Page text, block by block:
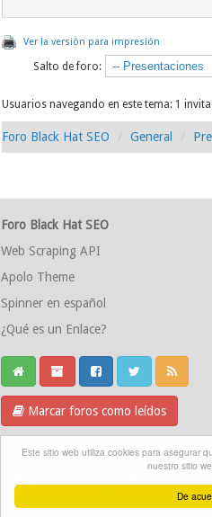
De
Este sitio web utiliza cookies para asegurar
nuestro sitio
Ver la versión para impresión
Salto de foro:
Usuarios navegando en este tema: 1
Foro Black Hat SEO General
Foro Black Hat SEO
Web Scraping API
Apolo Theme
Spinner en español
¿Qué es un Enlace?
Marcar foros como leídos